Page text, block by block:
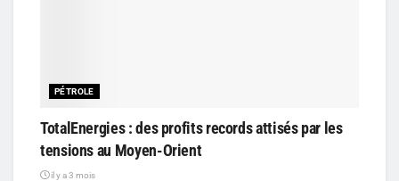
PÉTROLE
TotalEnergies : des profits records attisés par les
tensions au Moyen-Orient
il y a 3 mois